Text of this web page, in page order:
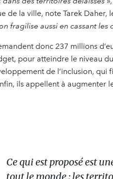
de la ville, note Tarek Daher,
fragilise aussi en cassant les
donc 237 millions
pour atteindre le niveau
de l’inclusion, qui
ils appellent à
Ce qui est proposé est
tout le monde : les